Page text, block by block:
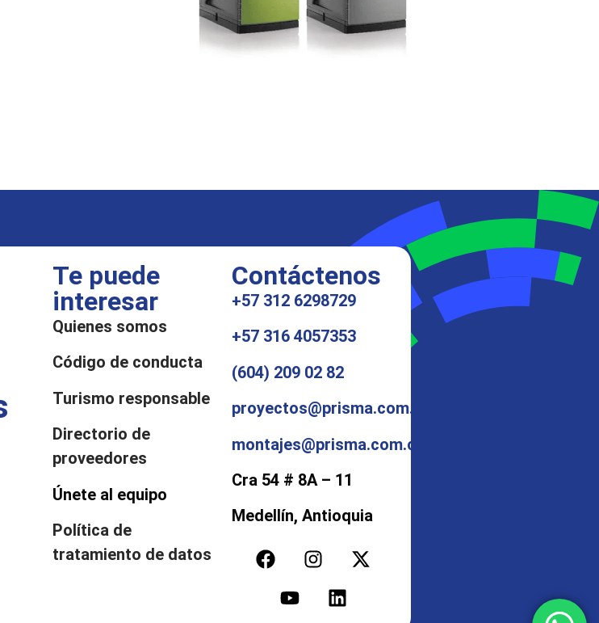
Te puede
interesar
Quienes somos
Código de conducta
Turismo responsable
Directorio de
proveedores
Únete al equipo
Política de
tratamiento de datos
Contáctenos
+57 312 6298729
+57 316 4057353
(604) 209 02 82
proyectos@prisma.com.co
montajes@prisma.com.co
Cra 54 # 8A – 11
Medellín, Antioquia